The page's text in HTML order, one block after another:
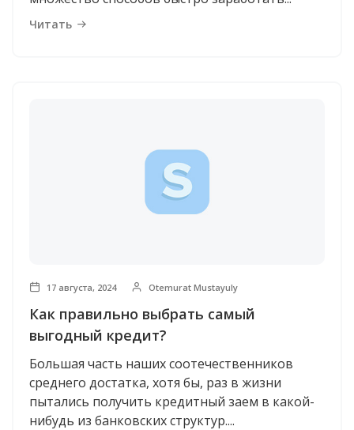
Читать
17 августа, 2024 Otemurat Mustayuly
Как правильно выбрать самый
выгодный кредит?
Большая часть наших соотечественников
среднего достатка, хотя бы, раз в жизни
пытались получить кредитный заем в какой-
нибудь из банковских структур....